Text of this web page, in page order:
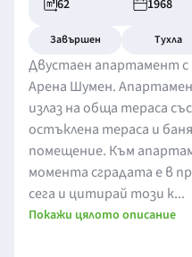
62 1968
Завършен Тухла
Двустаен апартамент с
Арена Шумен.
излаз на обща тераса
остъклена тераса и
помещение. Към
момента сградата е в
сега и цитирай този к...
Покажи цялото описание